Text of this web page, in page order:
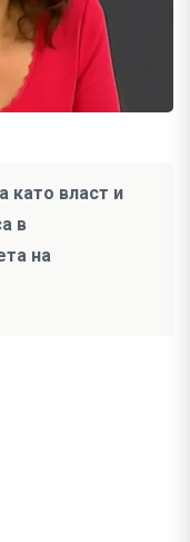
като власт и
в
на